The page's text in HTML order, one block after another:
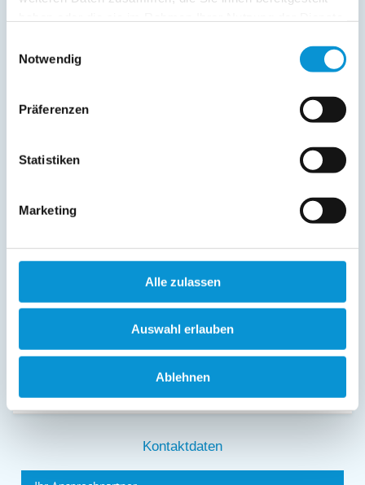
Notwendig
Präferenzen
Statistiken
Marketing
Alle zulassen
Auswahl erlauben
Ablehnen
Reiseversicherungs­informationen anfordern
damit einverstanden.
nutzt Ihre personenbezogenen Daten nur zur
Bearbeitung Ihres Anliegens
Auskunft über die bei der Ostsee-Ferienwohnungen.de
gespeicherten Daten erhalten sowie die Berichtigung,
Löschung bzw. Sperrung Ihrer Daten vor Abschluss der
Bearbeitung Ihres Anliegens kann diesem
entgegenstehen. Die vorgenannten Rechte können Sie
über die imImpressumangegebenen
Kontaktmöglichkeiten geltend machen, außerdem steht
Ihnen ein Beschwerderecht bei einer Aufsichtsbehörde
zu.
*= Pflichtfeld
Kontaktdaten